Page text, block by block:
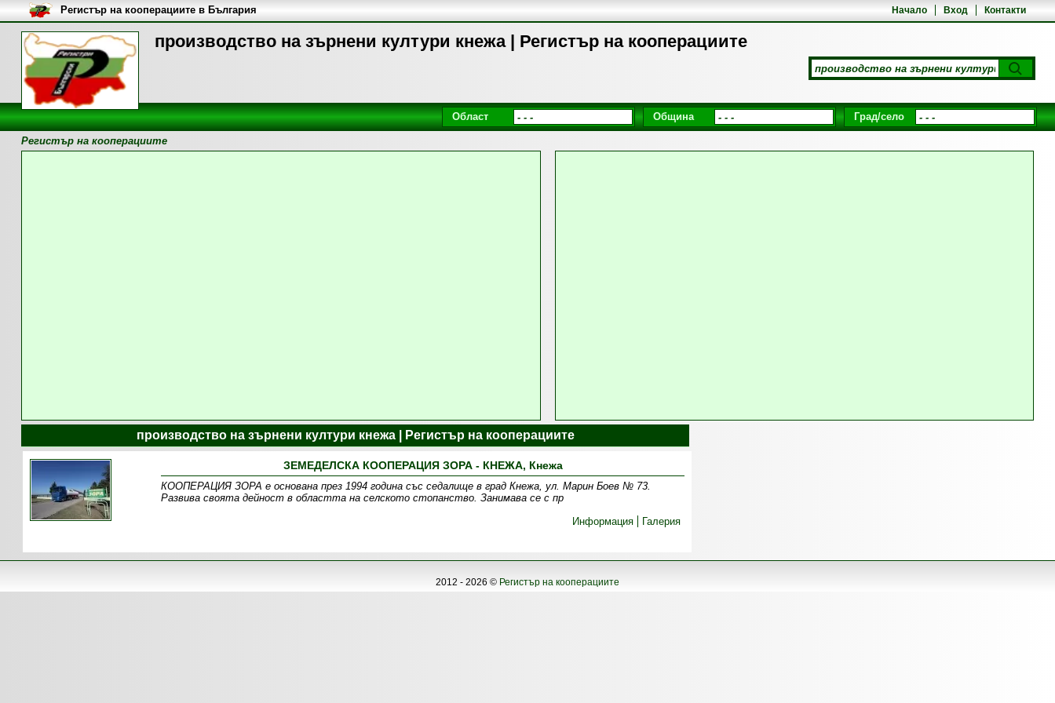
производство на зърнени култури кнежа | Регистър на кооперациите
Начало Вход Контакти
Регистър на кооперациите в България
Област Община Град/село
Регистър на кооперациите
производство на зърнени култури кнежа | Регистър на кооперациите
ЗЕМЕДЕЛСКА КООПЕРАЦИЯ ЗОРА - КНЕЖА, Кнежа
КООПЕРАЦИЯ ЗОРА е основана през 1994 година със седалище в град Кнежа, ул. Марин Боев № 73.
Развива своята дейност в областта на селското стопанство. Занимава се с пр
Информация
Галерия
2012 - 2026 © Регистър на кооперациите